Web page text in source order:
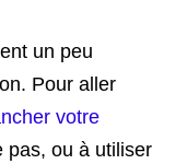
un peu
Pour aller
votre
ou à utiliser